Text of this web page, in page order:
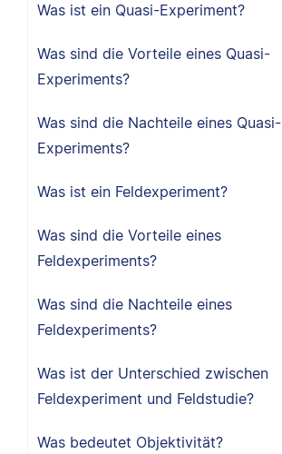
Was ist ein Quasi-Experiment?
Was sind die Vorteile eines Quasi-
Experiments?
Was sind die Nachteile eines Quasi-
Experiments?
Was ist ein Feldexperiment?
Was sind die Vorteile eines
Feldexperiments?
Was sind die Nachteile eines
Feldexperiments?
Was ist der Unterschied zwischen
Feldexperiment und Feldstudie?
Was bedeutet Objektivität?